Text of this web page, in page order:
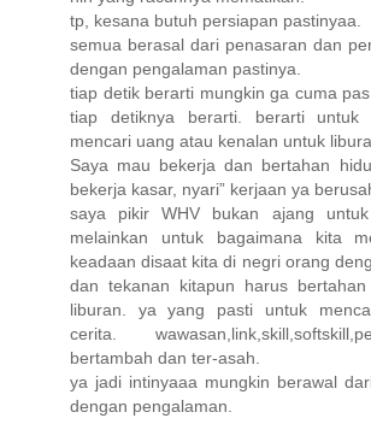
tp, kesana butuh persiapan pastinyaa.
semua berasal dari penasaran dan
dengan pengalaman pastinya.
tiap detik berarti mungkin ga cuma
tiap detiknya berarti. berarti untuk
mencari uang atau kenalan untuk
Saya mau bekerja dan bertahan
bekerja kasar, nyari” kerjaan ya
saya pikir WHV bukan ajang
melainkan untuk bagaimana kita
keadaan disaat kita di negri orang
dan tekanan kitapun harus
liburan. ya yang pasti untuk
cerita.
bertambah dan ter-asah.
ya jadi intinyaaa mungkin berawal
dengan pengalaman.